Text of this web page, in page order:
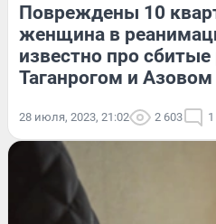
Повреждены 10
женщина в
известно про
Таганрогом и Азовом
28 июля, 2023, 21:02 2 603 1